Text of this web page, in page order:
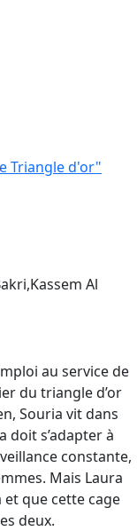
Triangle d'or"
Al
au service de
du triangle d’or
Souria vit dans
doit s’adapter à
constante,
Mais Laura
et que cette cage
deux.